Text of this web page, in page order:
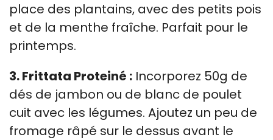
place des plantains, avec des petits pois
et de la menthe fraîche. Parfait pour le
printemps.
3. Frittata Proteiné : Incorporez 50g de
dés de jambon ou de blanc de poulet
cuit avec les légumes. Ajoutez un peu de
fromage râpé sur le dessus avant le